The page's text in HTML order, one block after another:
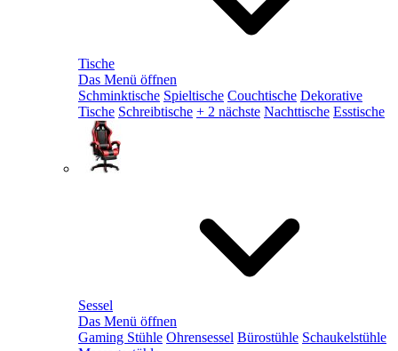
Tische
Das Menü öffnen
Schminktische Spieltische Couchtische Dekorative
Tische Schreibtische + 2 nächste Nachttische Esstische
Sessel
Das Menü öffnen
Gaming Stühle Ohrensessel Bürostühle Schaukelstühle